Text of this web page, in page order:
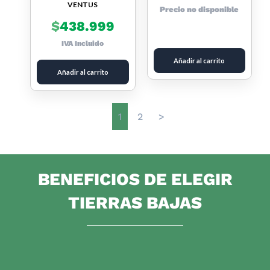
VENTUS
$438.999
IVA Incluido
Añadir al carrito
Precio no disponible
Añadir al carrito
1 2 >
BENEFICIOS DE ELEGIR
TIERRAS BAJAS